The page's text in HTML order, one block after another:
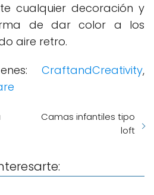
cualquier decoración y
de dar color a los
aire retro.
CraftandCreativity,
Camas infantiles tipo
loft